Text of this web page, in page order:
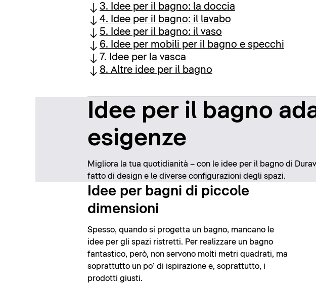
3. Idee per il bagno: la doccia
4. Idee per il bagno: il lavabo
5. Idee per il bagno: il vaso
6. Idee per mobili per il bagno e specchi
7. Idee per la vasca
8. Altre idee per il bagno
Idee per il bagno
esigenze
Migliora la tua quotidianità – con le idee per il bagno di
fatto di design e le diverse configurazioni degli spazi.
Idee per bagni di piccole
dimensioni
Spesso, quando si progetta un bagno, mancano le
idee per gli spazi ristretti. Per realizzare un bagno
fantastico, però, non servono molti metri quadrati, ma
soprattutto un po’ di ispirazione e, soprattutto, i
prodotti giusti.